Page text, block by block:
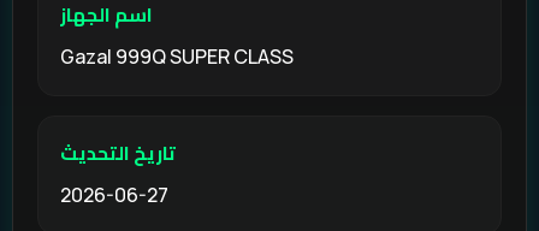
اسم الجهاز
Gazal 999Q SUPER CLASS
تاريخ التحديث
2026-06-27